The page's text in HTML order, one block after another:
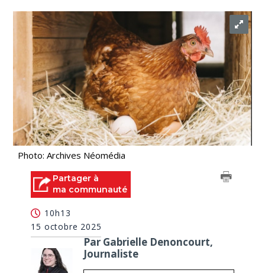
Photo: Archives Néomédia
Partager à
ma communauté
10h13
15 octobre 2025
Par Gabrielle Denoncourt,
Journaliste